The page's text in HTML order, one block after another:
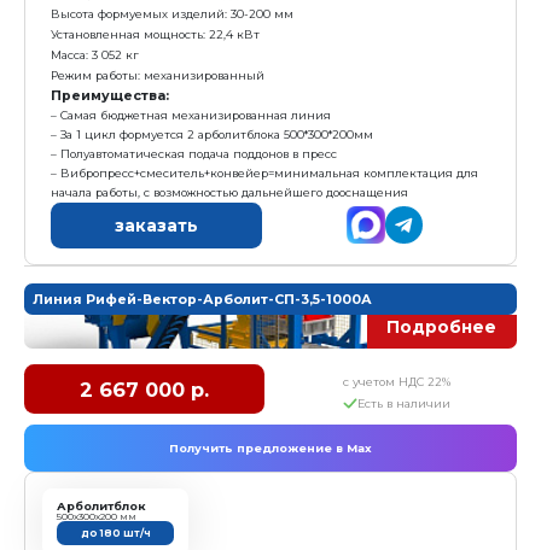
3. Маслостанция
4. Поддон технологический - 4 шт
5. Пуансон матрица арболитблок 500*300*200
6. Модуль загрузки смеси "С"
7. Модуль подачи поддонов "П"
Характеристика:
Размер формовочного поля: 610х500 мм
Размер технологического поддона: 660х550х24 мм
Высота формуемых изделий: 30-200 мм
Установленная мощность: 13,8кВт
Режим работы: полуавтоматический
Преимущества:
Самый бюджетный полуавтоматический
Минимальный "Ручной труд"
Сочетание: Цена/Качество/Производительность